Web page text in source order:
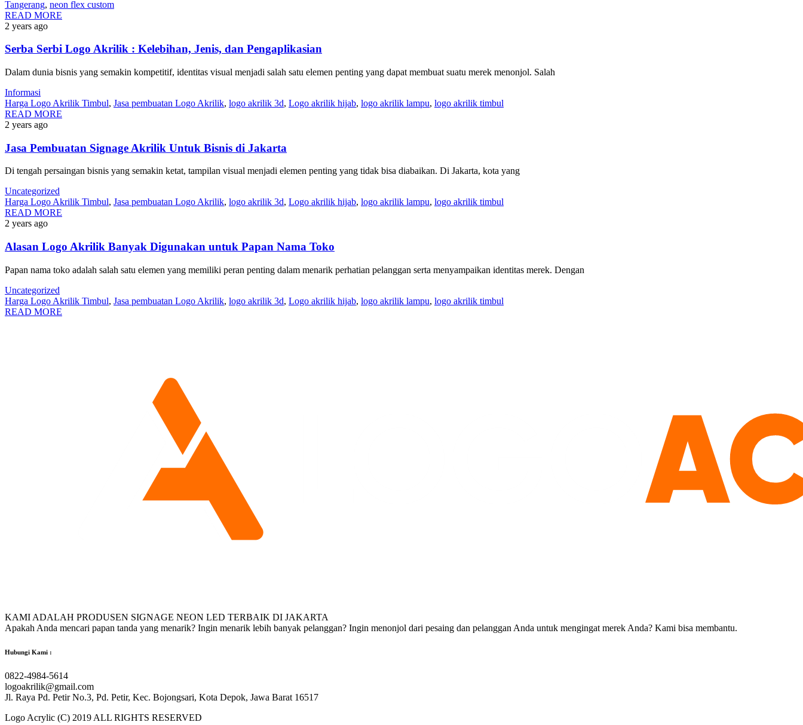
Tangerang, neon flex custom
READ MORE
2 years ago
Serba Serbi Logo Akrilik : Kelebihan, Jenis, dan Pengaplikasian
Dalam dunia bisnis yang semakin kompetitif, identitas visual menjadi salah satu elemen penting yang dapat membuat suatu merek menonjol. Salah
Informasi
Harga Logo Akrilik Timbul, Jasa pembuatan Logo Akrilik, logo akrilik 3d, Logo akrilik hijab, logo akrilik lampu, logo akrilik timbul
READ MORE
2 years ago
Jasa Pembuatan Signage Akrilik Untuk Bisnis di Jakarta
Di tengah persaingan bisnis yang semakin ketat, tampilan visual menjadi elemen penting yang tidak bisa diabaikan. Di Jakarta, kota yang
Uncategorized
Harga Logo Akrilik Timbul, Jasa pembuatan Logo Akrilik, logo akrilik 3d, Logo akrilik hijab, logo akrilik lampu, logo akrilik timbul
READ MORE
2 years ago
Alasan Logo Akrilik Banyak Digunakan untuk Papan Nama Toko
Papan nama toko adalah salah satu elemen yang memiliki peran penting dalam menarik perhatian pelanggan serta menyampaikan identitas merek. Dengan
Uncategorized
Harga Logo Akrilik Timbul, Jasa pembuatan Logo Akrilik, logo akrilik 3d, Logo akrilik hijab, logo akrilik lampu, logo akrilik timbul
READ MORE
KAMI ADALAH PRODUSEN SIGNAGE NEON LED TERBAIK DI JAKARTA
Apakah Anda mencari papan tanda yang menarik? Ingin menarik lebih banyak pelanggan? Ingin menonjol dari pesaing dan pelanggan Anda untuk mengingat merek Anda? Kami bisa membantu.
Hubungi Kami :
0822-4984-5614
logoakrilik@gmail.com
Jl. Raya Pd. Petir No.3, Pd. Petir, Kec. Bojongsari, Kota Depok, Jawa Barat 16517
Logo Acrylic (C) 2019 ALL RIGHTS RESERVED